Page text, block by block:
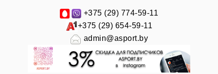
+375 (29) 774-59-11
+375 (29) 654-59-11
admin@asport.by